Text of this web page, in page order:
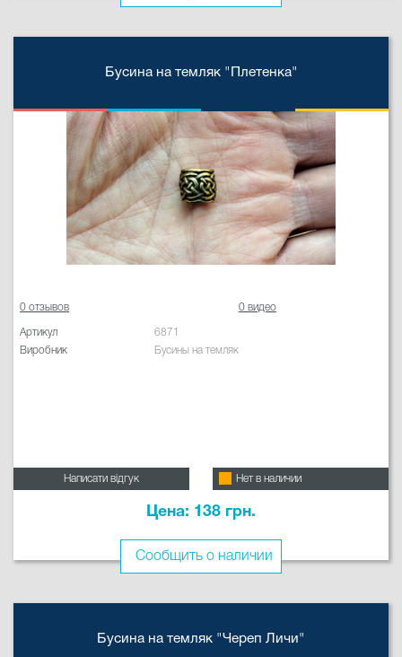
Бусина на темляк "Плетенка"
0 отзывов 0 видео
Артикул
6871
Виробник
Бусины на темляк
Написати відгук Нет в наличии
Цена: 138 грн.
Сообщить о наличии
Бусина на темляк "Череп Личи"